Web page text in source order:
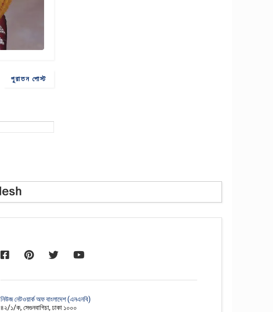
পুরাতন পোস্ট
নিউজ নেটওয়ার্ক অফ বাংলাদেশ (এনএনবি)
৪২/১/ক, সেগুনবাগিচা, ঢাকা ১০০০